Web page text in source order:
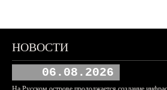
НОВОСТИ
06.08.2026